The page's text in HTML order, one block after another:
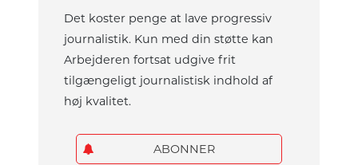
Det koster penge at lave progressiv
journalistik. Kun med din støtte kan
Arbejderen fortsat udgive frit
tilgængeligt journalistisk indhold af
høj kvalitet.
ABONNER